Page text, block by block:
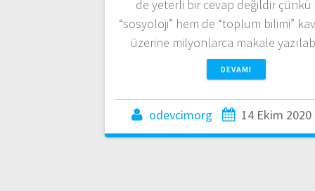
de yeterli bir cevap değildir çünkü
“sosyoloji” hem de “toplum bilimi”
üzerine milyonlarca makale
DEVAMI
odevcimorg 14 Ekim 2020